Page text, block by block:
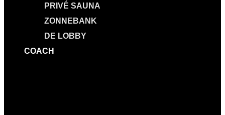
PRIVÉ SAUNA
ZONNEBANK
DE LOBBY
COACH